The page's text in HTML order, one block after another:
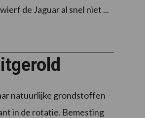
de Jaguar al snel niet ...
natuurlijke grondstoffen
in de rotatie. Bemesting